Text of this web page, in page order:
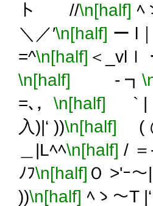
ト //\n[half] ﾍ
＼／′\n[half] ー l
=^\n[half] ＜_vlｌ
\n[half] - ┓
=､， \n[half] ` |
入)|‘ ))\n[half] (
＿|Lﾍﾍ\n[half] /
ﾉﾌ\n[half] Ｏ >'ｰ
))\n[half] ﾍゝ～T